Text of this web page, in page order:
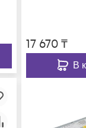
17 670₸
В